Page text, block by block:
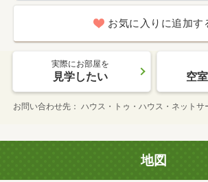
お気に入りに追加す
実際にお部屋を
見学したい 空
お問い合わせ先 ハウス・トゥ・ハウス・ネット
地図